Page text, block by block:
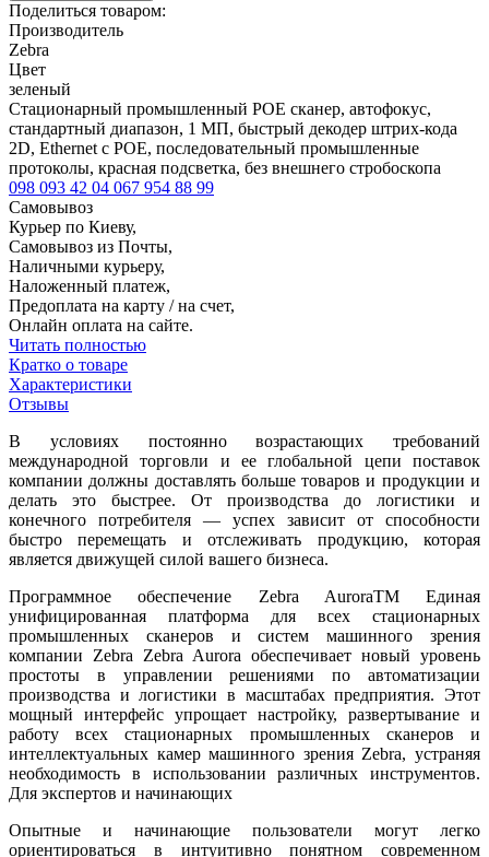
Поделиться товаром:
Производитель
Zebra
Цвет
зеленый
Стационарный промышленный POE сканер, автофокус,
стандартный диапазон, 1 МП, быстрый декодер штрих-кода
2D, Ethernet c POE, последовательный промышленные
протоколы, красная подсветка, без внешнего стробоскопа
098 093 42 04 067 954 88 99
Самовывоз
Курьер по Киеву,
Самовывоз из Почты,
Наличными курьеру,
Наложенный платеж,
Предоплата на карту / на счет,
Онлайн оплата на сайте.
Читать полностью
Кратко о товаре
Характеристики
Отзывы
В условиях постоянно возрастающих требований
международной торговли и ее глобальной цепи поставок
компании должны доставлять больше товаров и продукции и
делать это быстрее. От производства до логистики и
конечного потребителя — успех зависит от способности
быстро перемещать и отслеживать продукцию, которая
является движущей силой вашего бизнеса.
Программное обеспечение Zebra AuroraTM Единая
унифицированная платформа для всех стационарных
промышленных сканеров и систем машинного зрения
компании Zebra Zebra Aurora обеспечивает новый уровень
простоты в управлении решениями по автоматизации
производства и логистики в масштабах предприятия. Этот
мощный интерфейс упрощает настройку, развертывание и
работу всех стационарных промышленных сканеров и
интеллектуальных камер машинного зрения Zebra, устраняя
необходимость в использовании различных инструментов.
Для экспертов и начинающих
Опытные и начинающие пользователи могут легко
ориентироваться в интуитивно понятном современном